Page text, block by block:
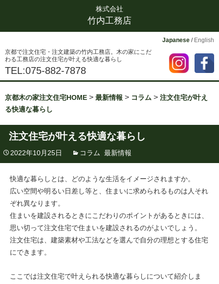
株式会社
竹内工務店
Japanese / English
京都で注文住宅・注文建築の竹内工務店。木の家にこだ
わる工務店の注文住宅が叶える快適な暮らし
TEL:075-882-7878
京都木の家注文住宅HOME > 最新情報 > コラム > 注文住宅が叶え
る快適な暮らし
注文住宅が叶える快適な暮らし
2022年10月25日 コラム 最新情報
快適な暮らしとは、どのような生活をイメージされますか。
広い空間や明るい日差し等と、住まいに求められるものは人それ
ぞれ異なります。
住まいを建設されるときにこだわりのポイントがあるときには、
思い切って注文住宅で住まいを建設されるのがよいでしょう。
注文住宅は、建築素材や工法などを選んで自分の理想とする住宅
にできます。
ここでは注文住宅で叶えられる快適な暮らしについて紹介しま